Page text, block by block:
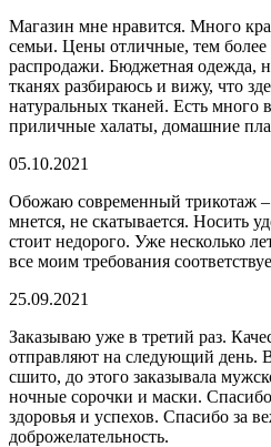
Магазин мне нравится. Много
семьи. Цены отличные, тем
распродажи. Бюджетная одежда,
тканях разбираюсь и вижу, что
натуральных тканей. Есть много
приличные халаты, домашние
05.10.2021
Обожаю современный трикотаж
мнется, не скатывается. Носить
стоит недорого. Уже несколько
все моим требования
25.09.2021
Заказываю уже в третий раз.
отправляют на следующий день.
сшито, до этого заказывала
ночные сорочки и маски.
здоровья и успехов. Спасибо за
доброжелательность.